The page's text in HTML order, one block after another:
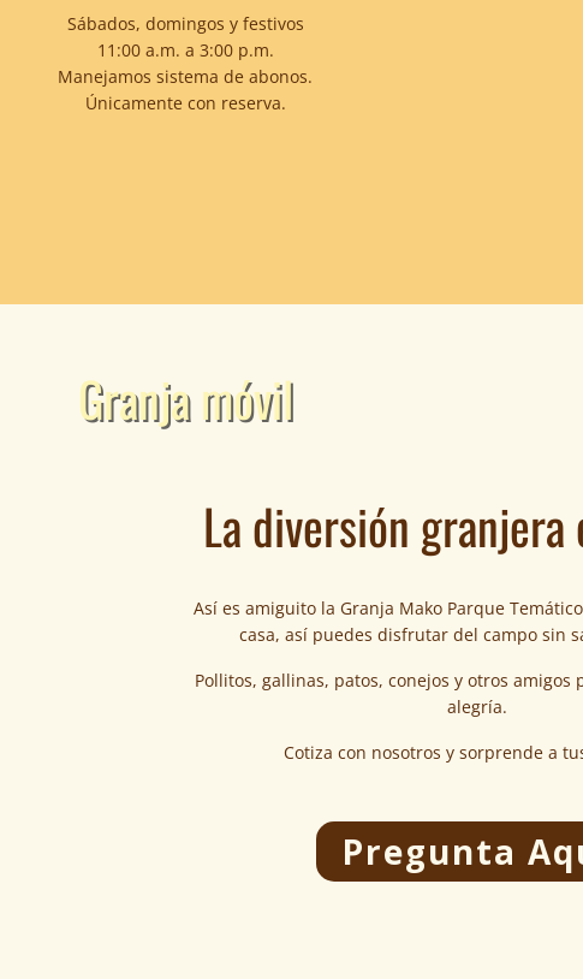
Sábados, domingos y festivos
11:00 a.m. a 3:00 p.m.
Manejamos sistema de abonos.
Únicamente con reserva.
Granja móvil
La diversión granjera
Así es amiguito la Granja Mako Parque
casa, así puedes disfrutar del campo sin
Pollitos, gallinas, patos, conejos y otros
alegría.
Cotiza con nosotros y sorprende a
Pregunta